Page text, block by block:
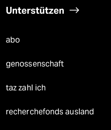
Unterstützen
abo
genossenschaft
taz zahl ich
recherchefonds ausland